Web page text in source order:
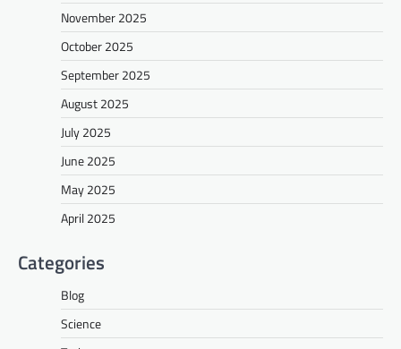
November 2025
October 2025
September 2025
August 2025
July 2025
June 2025
May 2025
April 2025
Categories
Blog
Science